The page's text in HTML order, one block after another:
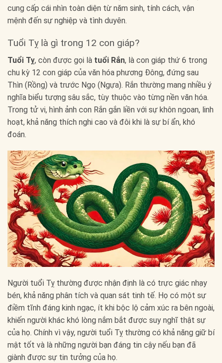
cung cấp cái nhìn toàn diện từ năm sinh, tính cách, vận
mệnh đến sự nghiệp và tình duyên.
Tuổi Tỵ là gì trong 12 con giáp?
Tuổi Tỵ, còn được gọi là tuổi Rắn, là con giáp thứ 6 trong
chu kỳ 12 con giáp của văn hóa phương Đông, đứng sau
Thìn (Rồng) và trước Ngọ (Ngựa). Rắn thường mang nhiều ý
nghĩa biểu tượng sâu sắc, tùy thuộc vào từng nền văn hóa.
Trong tử vi, hình ảnh con Rắn gắn liền với sự khôn ngoan, linh
hoạt, khả năng thích nghi cao và đôi khi là sự bí ẩn, khó
đoán.
Người tuổi Tỵ thường được nhận định là có trực giác nhạy
bén, khả năng phân tích và quan sát tinh tế. Họ có một sự
điềm tĩnh đáng kinh ngạc, ít khi bộc lộ cảm xúc ra bên ngoài,
khiến người khác khó lòng nắm bắt được suy nghĩ thật sự
của họ. Chính vì vậy, người tuổi Tỵ thường có khả năng giữ bí
mật tốt và là những người bạn đáng tin cậy nếu bạn đã
giành được sự tin tưởng của họ.